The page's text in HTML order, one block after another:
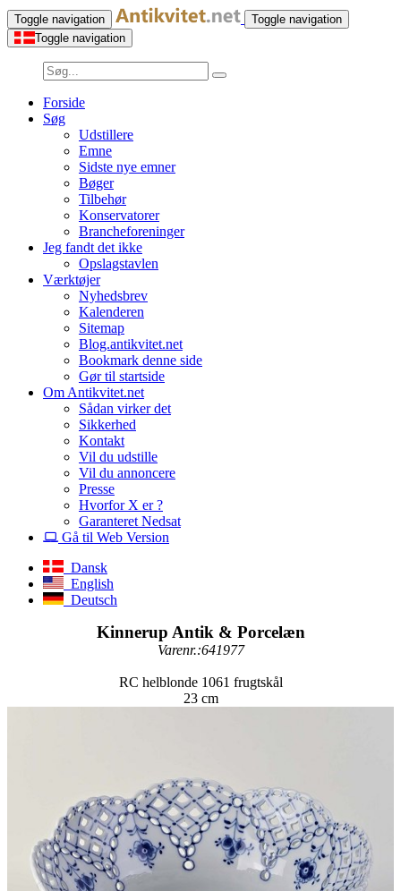
Toggle navigation
Toggle navigation
Toggle navigation
Forside
Søg
Udstillere
Emne
Sidste nye emner
Bøger
Tilbehør
Konservatorer
Brancheforeninger
Jeg fandt det ikke
Opslagstavlen
Værktøjer
Nyhedsbrev
Kalenderen
Sitemap
Blog.antikvitet.net
Bookmark denne side
Gør til startside
Om Antikvitet.net
Sådan virker det
Sikkerhed
Kontakt
Vil du udstille
Vil du annoncere
Presse
Hvorfor X er ?
Garanteret Nedsat
Gå til Web Version
Dansk
English
Deutsch
Kinnerup Antik & Porcelæn
Varenr.:641977
RC helblonde 1061 frugtskål
23 cm